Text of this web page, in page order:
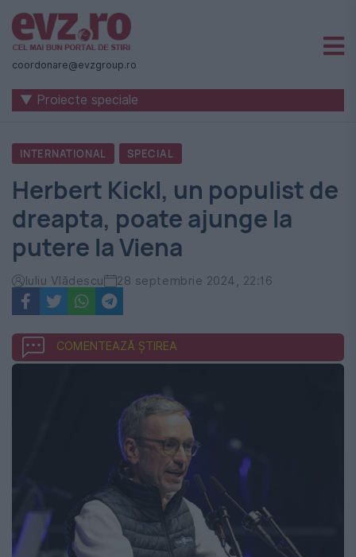
Știri
naționale
internaționale
România
-
Evenimentul
Zilei
coordonare@evzgroup.ro
▼ Proiecte speciale
INTERNATIONAL SPECIAL
Herbert Kickl, un populist de
dreapta, poate ajunge la
putere la Viena
Iuliu Vlădescu 28 septembrie 2024, 22:16
COMENTEAZĂ ȘTIREA